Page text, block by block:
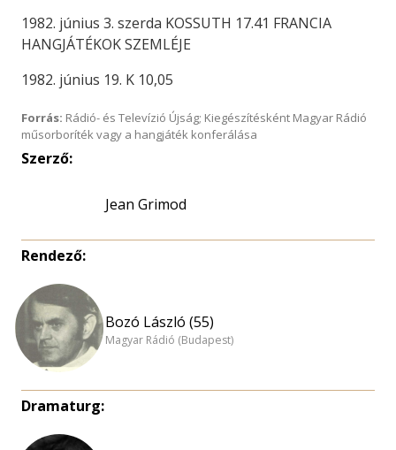
1982. június 3. szerda KOSSUTH 17.41 FRANCIA
HANGJÁTÉKOK SZEMLÉJE
1982. június 19. K 10,05
Forrás: Rádió- és Televízió Újság; Kiegészítésként Magyar Rádió
műsorboríték vagy a hangjáték konferálása
Szerző:
Jean Grimod
Rendező:
Bozó László (55)
Magyar Rádió (Budapest)
Dramaturg: